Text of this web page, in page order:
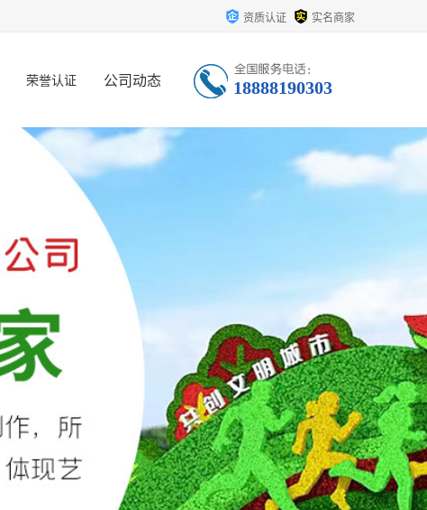
资质认证 实名商家
荣誉认证 公司动态 18888190303